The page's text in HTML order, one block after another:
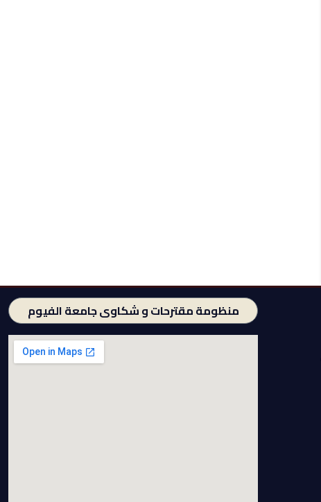
منظومة مقترحات و شكاوى جامعة الفيوم